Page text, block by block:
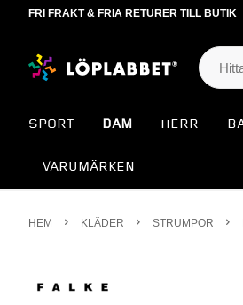
FRI FRAKT & FRIA RETURER TILL BUTIK
SPORT DAM HERR
VARUMÄRKEN
HEM KLÄDER STRUMPOR